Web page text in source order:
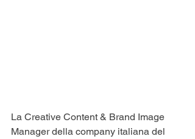
La Creative Content & Brand Image
Manager della company italiana del